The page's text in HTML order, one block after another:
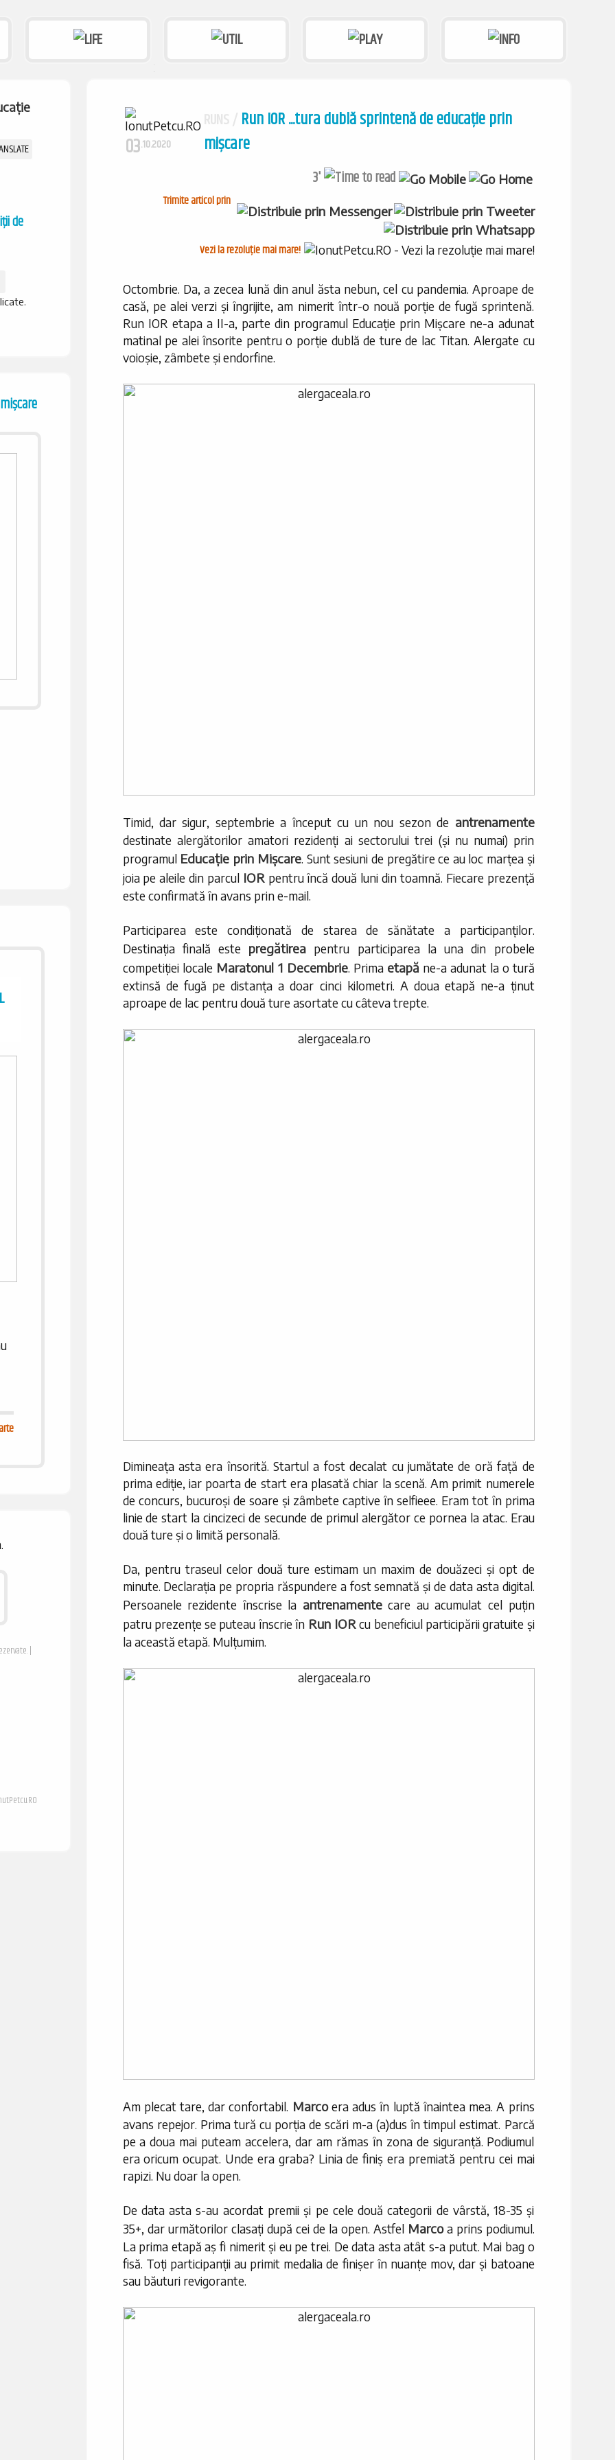
de
|
03.10.2020
RUNS /Run IOR ...tura dublă sprintenă de educație prin
mișcare
3'
Trimite articol prin
Vezi la rezoluție mai mare!
Octombrie. Da, a zecea lună din anul ăsta nebun, cel cu pandemia. Aproape de
casă, pe alei verzi și îngrijite, am nimerit într-o nouă porție de fugă sprintenă.
Run IOR etapa a II-a, parte din programul Educație prin Mișcare ne-a adunat
matinal pe alei însorite pentru o porție dublă de ture de lac Titan. Alergate cu
voioșie, zâmbete și endorfine.
Timid, dar sigur, septembrie a început cu un nou sezon de antrenamente
destinate alergătorilor amatori rezidenți ai sectorului trei (și nu numai) prin
programul Educație prin Mișcare. Sunt sesiuni de pregătire ce au loc marțea și
joia pe aleile din parcul IORpentru încă două luni din toamnă. Fiecare prezență
este confirmată în avans prin e-mail.
Participarea este condiționată de starea de sănătate a participanților.
Destinația finală este pregătirea pentru participarea la una din probele
competiției locale Maratonul 1 Decembrie. Prima etapă ne-a adunat la o tură
extinsă de fugă pe distanța a doar cinci kilometri. A doua etapă ne-a ținut
aproape de lac pentru două ture asortate cu câteva trepte.
Dimineața asta era însorită. Startul a fost decalat cu jumătate de oră față de
prima ediție, iar poarta de start era plasată chiar la scenă. Am primit numerele
de concurs, bucuroși de soare și zâmbete captive în selfieee. Eram tot în prima
linie de start la cincizeci de secunde de primul alergător ce pornea la atac. Erau
două ture și o limită personală.
Da, pentru traseul celor două ture estimam un maxim de douăzeci și opt de
minute. Declarația pe propria răspundere a fost semnată și de data asta digital.
Persoanele rezidente înscrise la antrenamentecare au acumulat cel puțin
patru prezențe se puteau înscrie în Run IORcu beneficiul participării gratuite și
la această etapă. Mulțumim.
Am plecat tare, dar confortabil. Marcoera adus în luptă înaintea mea. A prins
avans repejor. Prima tură cu porția de scări m-a (a)dus în timpul estimat. Parcă
pe a doua mai puteam accelera, dar am rămas în zona de siguranță. Podiumul
era oricum ocupat. Unde era graba? Linia de finiș era premiată pentru cei mai
rapizi. Nu doar la open.
De data asta s-au acordat premii și pe cele două categorii de vârstă, 18-35 și
35+, dar următorilor clasați după cei de la open. Astfel Marcoa prins podiumul.
La prima etapă aș fi nimerit și eu pe trei. De data asta atât s-a putut. Mai bag o
fisă. Toți participanții au primit medalia de finișer în nuanțe mov, dar și batoane
sau băuturi revigorante.